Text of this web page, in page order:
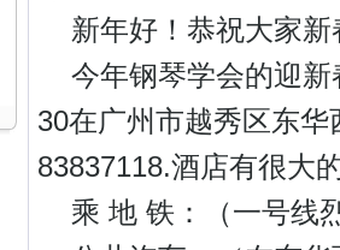
新年好！恭祝大家新
今年钢琴学会的迎新
30在广州市越秀区东
83837118.酒店有很大
乘 地 铁：（一号线